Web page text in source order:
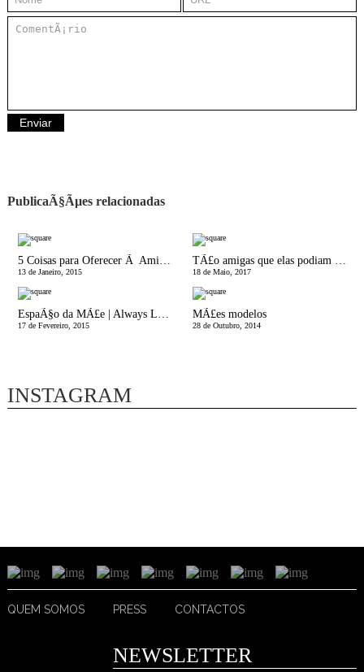
PublicaÃ§Ãµes relacionadas
13 de Janeiro, 2015 18 de Maio, 2017
17 de Fevereiro, 2015
MÃ£es modelos
28 de Outubro, 2014
INSTAGRAM
QUEM SOMOS PRESS CONTACTOS
NEWSLETTER